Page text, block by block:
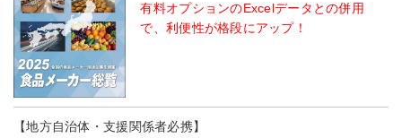
有料オプションのExcelデータとの併用
で、利便性が格段にアップ！
【地方自治体・支援関係者必携】